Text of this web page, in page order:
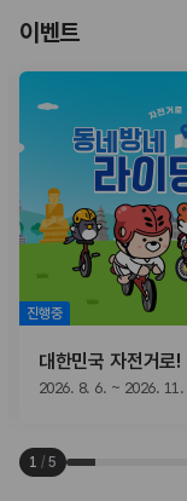
이벤트
진행중
2026. 8. 6. ~ 2026. 11.
1 / 5